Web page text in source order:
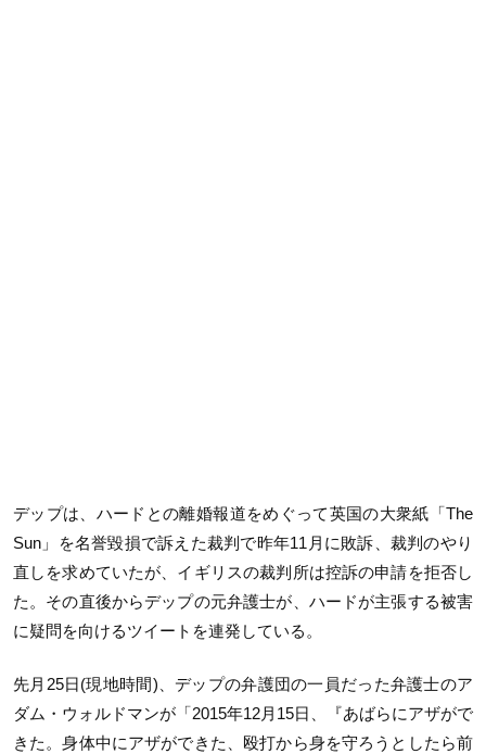
デップは、ハードとの離婚報道をめぐって英国の大衆紙「The
Sun」を名誉毀損で訴えた裁判で昨年11月に敗訴、裁判のやり
直しを求めていたが、イギリスの裁判所は控訴の申請を拒否し
た。その直後からデップの元弁護士が、ハードが主張する被害
に疑問を向けるツイートを連発している。
先月25日(現地時間)、デップの弁護団の一員だった弁護士のア
ダム・ウォルドマンが「2015年12月15日、『あばらにアザがで
きた。身体中にアザができた、殴打から身を守ろうとしたら前